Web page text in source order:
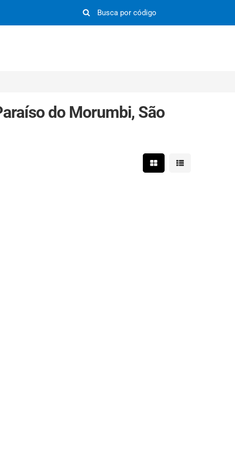
do Morumbi, São
Mostrar resultados em
Mostrar